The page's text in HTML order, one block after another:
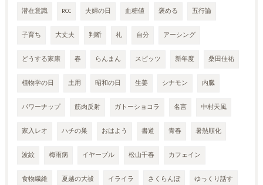
潜在意識 RCC 夫婦の日 血糖値 褒める 五行論
子育ち 大丈夫 判断 礼 自分 アーシング
どうする家康 春 らんまん スピッツ 新年度 桑田佳祐
植物学の日 土用 昭和の日 生姜 シナモン 内臓
パワーナップ 筋肉反射 ガトーショコラ 名言 中村天風
家入レオ ハチの巣 おはよう 書道 青春 暑熱順化
波紋 梅雨病 イヤープル 松山千春 カフェイン
食物繊維 夏越の大祓 イライラ さくらんぼ ゆっくり話す